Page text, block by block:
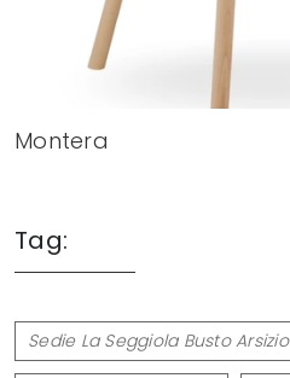
Montera
Tag:
Sedie La Seggiola Busto Arsizio